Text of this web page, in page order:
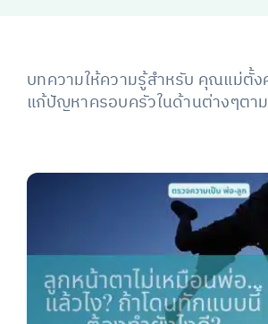
บทความให้ความรู้สำหรับ คุณแม่ตั้ง
แก้ปัญหาครอบครัวในด้านต่างๆตา